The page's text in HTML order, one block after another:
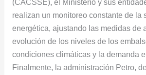
(CACSSE), el Ministerio y sus
realizan un monitoreo constante de la
energética, ajustando las medidas de
evolución de los niveles de los
condiciones climáticas y la demanda
Finalmente, la administración Petro,